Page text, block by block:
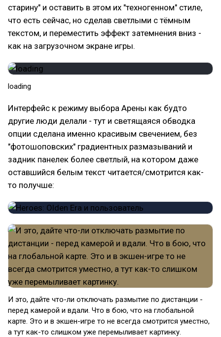
старину" и оставить в этом их "техногенном" стиле,
что есть сейчас, но сделав светлыми с тёмным
текстом, и переместить эффект затемнения вниз -
как на загрузочном экране игры.
loading
Интерфейс к режиму выбора Арены как будто
другие люди делали - тут и светящаяся обводка
опции сделана именно красивым свечением, без
"фотошоповских" градиентных размазываний и
задник панелек более светлый, на котором даже
оставшийся белым текст читается/смотрится как-
то получше:
И это, дайте что-ли отключать размытие по дистанции -
перед камерой и вдали. Что в бою, что на глобальной
карте. Это и в экшен-игре то не всегда смотрится уместно,
а тут как-то слишком уже перемыливает картинку.